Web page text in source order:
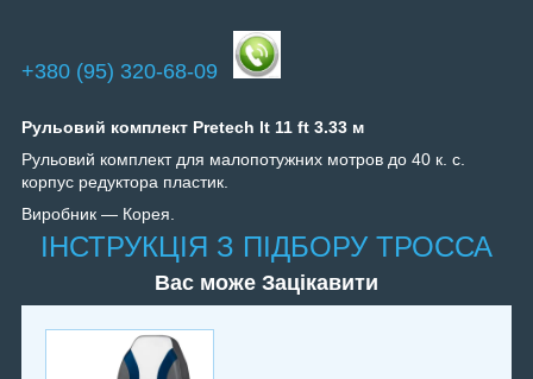
+380 (95) 320-68-09
Рульовий комплект Pretech lt 11 ft 3.33 м
Рульовий комплект для малопотужних мотров до 40 к. с.
корпус редуктора пластик.
Виробник — Корея.
ІНСТРУКЦІЯ З ПІДБОРУ ТРОССА
Вас може Зацікавити